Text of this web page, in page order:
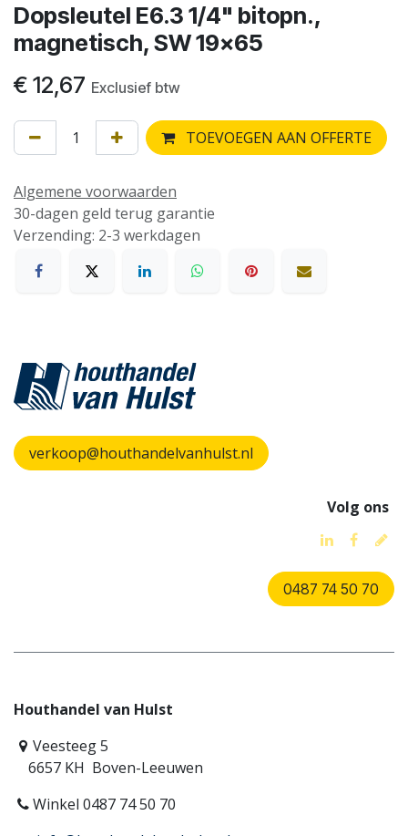
Dopsleutel E6.3 1/4" bitopn.,
magnetisch, SW 19x65
€ 12,67 Exclusief btw
TOEVOEGEN AAN OFFERTE
Algemene voorwaarden
30-dagen geld terug garantie
Verzending: 2-3 werkdagen
verkoop@houthandelvanhulst.nl
Volg ons
0487 74 50 70
Houthandel van Hulst
Veesteeg 5
6657 KH Boven-Leeuwen
Winkel 0487 74 50 70